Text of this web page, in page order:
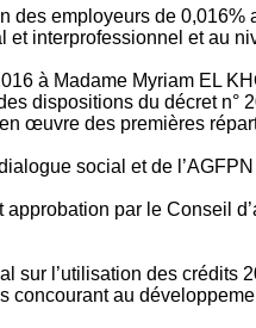
des employeurs de
interprofessionnel et au
à Madame Myriam EL
dispositions du décret
œuvre des premières
social et de l’AGFPN
par le Conseil
sur l’utilisation des
au